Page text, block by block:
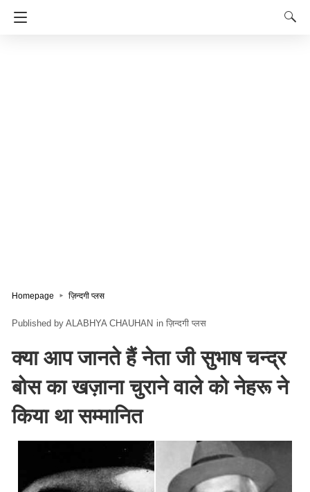
Homepage ज़िन्दगी प्लस
ALABHYA CHAUHAN in ज़िन्दगी प्लस
क्या आप जानते हैं नेता जी सुभाष चन्द्र
बोस का खज़ाना चुराने वाले को नेहरू ने
किया था सम्मानित